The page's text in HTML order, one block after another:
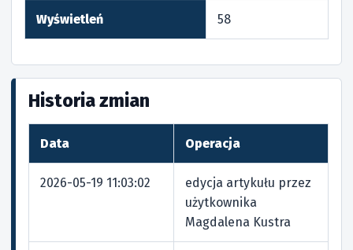
Wyświetleń 58
Historia zmian
Data Operacja
2026-05-19 11:03:02
edycja artykułu przez
użytkownika
Magdalena Kustra